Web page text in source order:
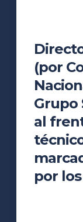
(por
Grupo
al
por